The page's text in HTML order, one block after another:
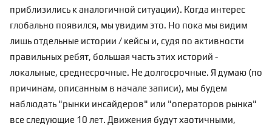
приблизились к аналогичной ситуации). Когда интерес
глобально появился, мы увидим это. Но пока мы видим
лишь отдельные истории / кейсы и, судя по активности
правильных ребят, большая часть этих историй -
локальные, среднесрочные. Не долгосрочные. Я думаю (по
причинам, описанным в начале записи), мы будем
наблюдать "рынки инсайдеров" или "операторов рынка"
все следующие 10 лет. Движения будут хаотичными,